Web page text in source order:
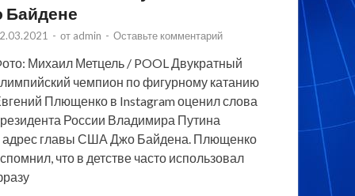
Байдене
- от admin - Оставьте комментарий
Михаил Метцель / POOL Двукратный
чемпион по фигурному катанию
Плющенко в Instagram оценил слова
России Владимира Путина
адрес главы США Джо Байдена. Плющенко
что в детстве часто использовал